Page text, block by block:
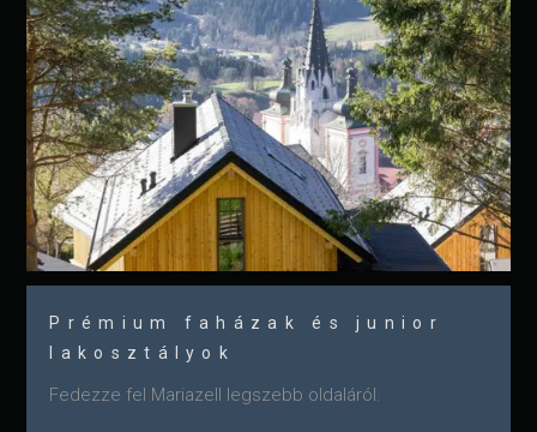
Prémium faházak és junior
lakosztályok
Fedezze fel Mariazell legszebb oldaláról.